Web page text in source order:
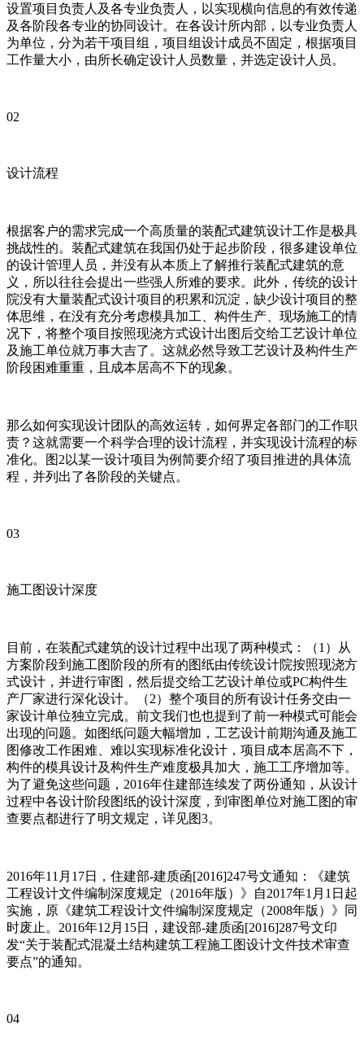
设置项目负责人及各专业负责人，以实现横向信息的有效传递
及各阶段各专业的协同设计。在各设计所内部，以专业负责人
为单位，分为若干项目组，项目组设计成员不固定，根据项目
工作量大小，由所长确定设计人员数量，并选定设计人员。
02
设计流程
根据客户的需求完成一个高质量的装配式建筑设计工作是极具
挑战性的。装配式建筑在我国仍处于起步阶段，很多建设单位
的设计管理人员，并没有从本质上了解推行装配式建筑的意
义，所以往往会提出一些强人所难的要求。此外，传统的设计
院没有大量装配式设计项目的积累和沉淀，缺少设计项目的整
体思维，在没有充分考虑模具加工、构件生产、现场施工的情
况下，将整个项目按照现浇方式设计出图后交给工艺设计单位
及施工单位就万事大吉了。这就必然导致工艺设计及构件生产
阶段困难重重，且成本居高不下的现象。
那么如何实现设计团队的高效运转，如何界定各部门的工作职
责？这就需要一个科学合理的设计流程，并实现设计流程的标
准化。图2以某一设计项目为例简要介绍了项目推进的具体流
程，并列出了各阶段的关键点。
03
施工图设计深度
目前，在装配式建筑的设计过程中出现了两种模式：（1）从
方案阶段到施工图阶段的所有的图纸由传统设计院按照现浇方
式设计，并进行审图，然后提交给工艺设计单位或PC构件生
产厂家进行深化设计。（2）整个项目的所有设计任务交由一
家设计单位独立完成。前文我们也也提到了前一种模式可能会
出现的问题。如图纸问题大幅增加，工艺设计前期沟通及施工
图修改工作困难、难以实现标准化设计，项目成本居高不下，
构件的模具设计及构件生产难度极具加大，施工工序增加等。
为了避免这些问题，2016年住建部连续发了两份通知，从设计
过程中各设计阶段图纸的设计深度，到审图单位对施工图的审
查要点都进行了明文规定，详见图3。
2016年11月17日，住建部-建质函[2016]247号文通知：《建筑
工程设计文件编制深度规定（2016年版）》自2017年1月1日起
实施，原《建筑工程设计文件编制深度规定（2008年版）》同
时废止。2016年12月15日，建设部-建质函[2016]287号文印
发“关于装配式混凝土结构建筑工程施工图设计文件技术审查
要点”的通知。
04